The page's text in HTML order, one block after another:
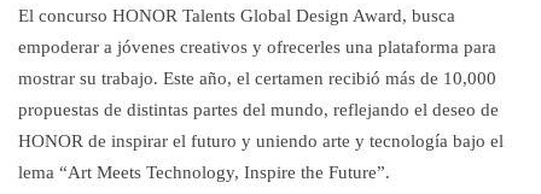
El concurso HONOR Talents Global Design Award, busca
empoderar a jóvenes creativos y ofrecerles una plataforma para
mostrar su trabajo. Este año, el certamen recibió más de 10,000
propuestas de distintas partes del mundo, reflejando el deseo de
HONOR de inspirar el futuro y uniendo arte y tecnología bajo el
lema “Art Meets Technology, Inspire the Future”.